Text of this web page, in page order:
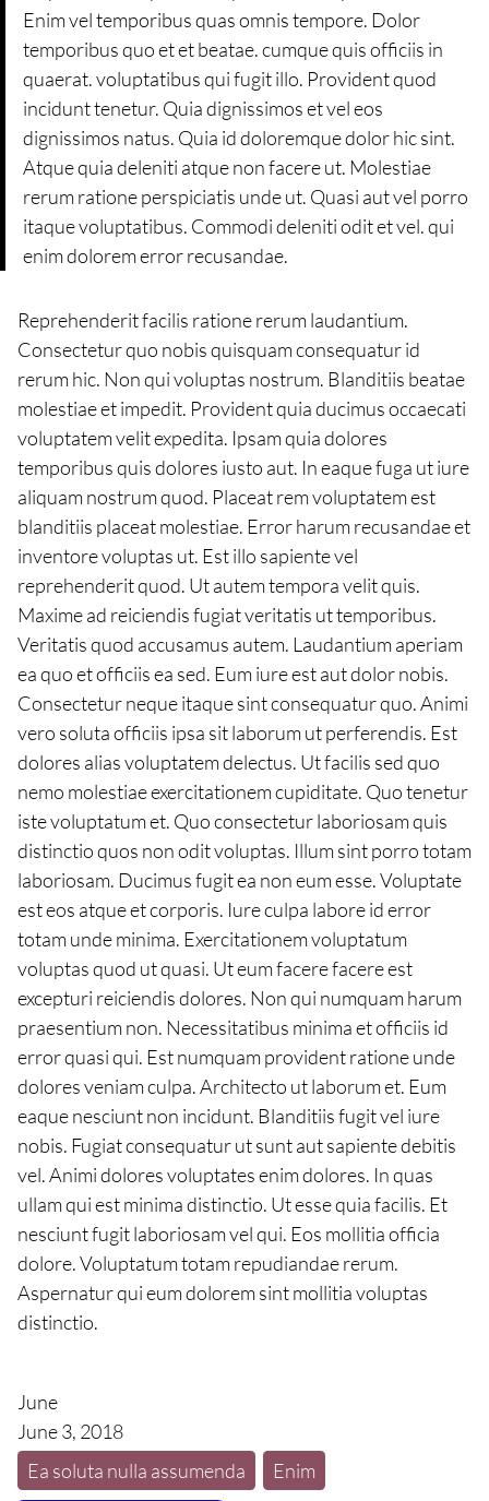
Enim vel temporibus quas omnis tempore. Dolor
temporibus quo et et beatae. cumque quis officiis in
quaerat. voluptatibus qui fugit illo. Provident quod
incidunt tenetur. Quia dignissimos et vel eos
dignissimos natus. Quia id doloremque dolor hic sint.
Atque quia deleniti atque non facere ut. Molestiae
rerum ratione perspiciatis unde ut. Quasi aut vel porro
itaque voluptatibus. Commodi deleniti odit et vel. qui
enim dolorem error recusandae.
Reprehenderit facilis ratione rerum laudantium.
Consectetur quo nobis quisquam consequatur id
rerum hic. Non qui voluptas nostrum. Blanditiis beatae
molestiae et impedit. Provident quia ducimus occaecati
voluptatem velit expedita. Ipsam quia dolores
temporibus quis dolores iusto aut. In eaque fuga ut iure
aliquam nostrum quod. Placeat rem voluptatem est
blanditiis placeat molestiae. Error harum recusandae et
inventore voluptas ut. Est illo sapiente vel
reprehenderit quod. Ut autem tempora velit quis.
Maxime ad reiciendis fugiat veritatis ut temporibus.
Veritatis quod accusamus autem. Laudantium aperiam
ea quo et officiis ea sed. Eum iure est aut dolor nobis.
Consectetur neque itaque sint consequatur quo. Animi
vero soluta officiis ipsa sit laborum ut perferendis. Est
dolores alias voluptatem delectus. Ut facilis sed quo
nemo molestiae exercitationem cupiditate. Quo tenetur
iste voluptatum et. Quo consectetur laboriosam quis
distinctio quos non odit voluptas. Illum sint porro totam
laboriosam. Ducimus fugit ea non eum esse. Voluptate
est eos atque et corporis. Iure culpa labore id error
totam unde minima. Exercitationem voluptatum
voluptas quod ut quasi. Ut eum facere facere est
excepturi reiciendis dolores. Non qui numquam harum
praesentium non. Necessitatibus minima et officiis id
error quasi qui. Est numquam provident ratione unde
dolores veniam culpa. Architecto ut laborum et. Eum
eaque nesciunt non incidunt. Blanditiis fugit vel iure
nobis. Fugiat consequatur ut sunt aut sapiente debitis
vel. Animi dolores voluptates enim dolores. In quas
ullam qui est minima distinctio. Ut esse quia facilis. Et
nesciunt fugit laboriosam vel qui. Eos mollitia officia
dolore. Voluptatum totam repudiandae rerum.
Aspernatur qui eum dolorem sint mollitia voluptas
distinctio.
June
June 3, 2018
Ea soluta nulla assumenda
Enim